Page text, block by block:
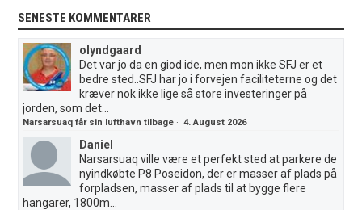
SENESTE KOMMENTARER
olyndgaard
Det var jo da en giod ide, men mon ikke SFJ er et
bedre sted..SFJ har jo i forvejen faciliteterne og det
kræver nok ikke lige så store investeringer på
jorden, som det...
Narsarsuaq får sin lufthavn tilbage ·4. August 2026
Daniel
Narsarsuaq ville være et perfekt sted at parkere de
nyindkøbte P8 Poseidon, der er masser af plads på
forpladsen, masser af plads til at bygge flere
hangarer, 1800m...